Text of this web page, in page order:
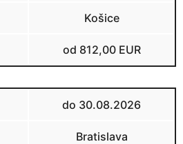
Košice
od 812,00 EUR
do 30.08.2026
Bratislava